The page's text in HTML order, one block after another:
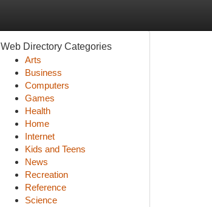
Web Directory Categories
Arts
Business
Computers
Games
Health
Home
Internet
Kids and Teens
News
Recreation
Reference
Science